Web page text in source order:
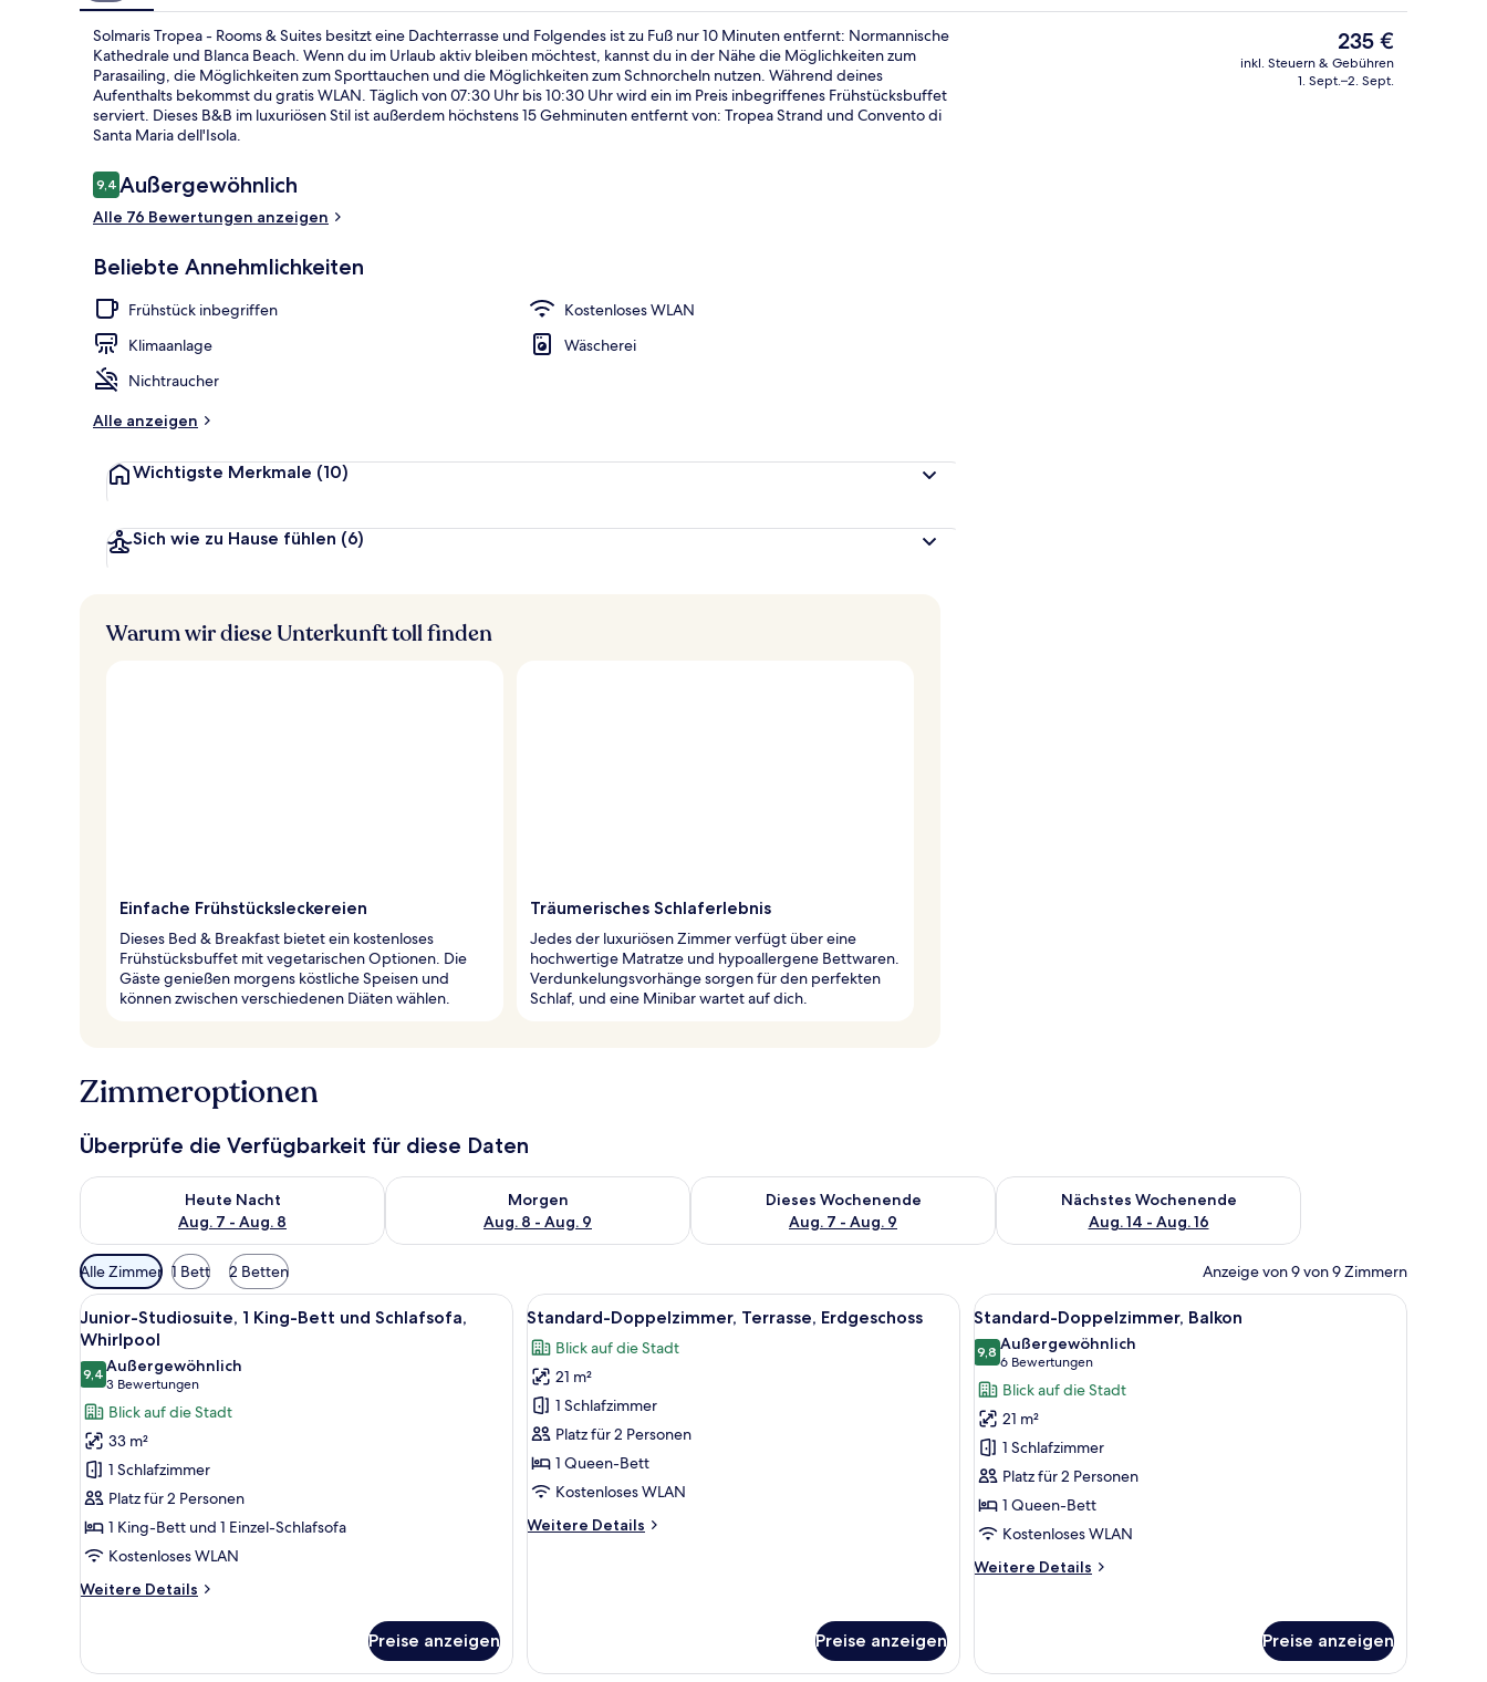
Außenbereich Standard-Doppelzimmer, Terrasse,
Solmaris Tropea - Rooms & Suites besitzt eine Dachterrasse und Folgendes ist zu Fuß nur 10 Minuten entfernt: Normannische
Kathedrale und Blanca Beach. Wenn du im Urlaub aktiv bleiben möchtest, kannst du in der Nähe die Möglichkeiten zum
Parasailing, die Möglichkeiten zum Sporttauchen und die Möglichkeiten zum Schnorcheln nutzen. Während deines
Aufenthalts bekommst du gratis WLAN. Täglich von 07:30 Uhr bis 10:30 Uhr wird ein im Preis inbegriffenes Frühstücksbuffet
serviert. Dieses B&B im luxuriösen Stil ist außerdem höchstens 15 Gehminuten entfernt von: Tropea Strand und Convento di
Santa Maria dell'Isola.
Bewertungen
9,49,4 von 10.
Außergewöhnlich
Alle 76 Bewertungen anzeigen
Beliebte Annehmlichkeiten
Frühstück inbegriffen
Kostenloses WLAN
Klimaanlage
Wäscherei
Nichtraucher
Alle anzeigen
Wichtigste Merkmale (10)
Sich wie zu Hause fühlen (6)
Der
aktuelle
Preis
235 €
inkl. Steuern & Gebühren
1. Sept.–2. Sept.
Warum wir diese Unterkunft toll finden
Einfache Frühstücksleckereien
Dieses Bed & Breakfast bietet ein kostenloses
Frühstücksbuffet mit vegetarischen Optionen. Die
Gäste genießen morgens köstliche Speisen und
können zwischen verschiedenen Diäten wählen.
Träumerisches Schlaferlebnis
Jedes der luxuriösen Zimmer verfügt über eine
hochwertige Matratze und hypoallergene Bettwaren.
Verdunkelungsvorhänge sorgen für den perfekten
Schlaf, und eine Minibar wartet auf dich.
Zimmeroptionen
Überprüfe die Verfügbarkeit für diese Daten
Heute Nacht
Aug. 7 - Aug. 8
Überprüfe die Verfügbarkeit für heute Nacht, Aug. 7 - Aug. 8.
Morgen
Aug. 8 - Aug. 9
Überprüfe die Verfügbarkeit für morgen, Aug. 8 - Aug. 9.
Dieses Wochenende
Aug. 7 - Aug. 9
Überprüfe die Verfügbarkeit für dieses Wochenende, Aug. 7 - Aug. 9.
Nächstes Wochenende
Aug. 14 - Aug. 16
Überprüfe die Verfügbarkeit für nächstes Wochenende, Aug.
Verfügbare
Filter
für
Zimmer
Alle Zimmer 1 Bett 2 Betten Anzeige von 9 von 9 Zimmern
Alle
Fotos
für
Junior-
Studiosuite,
1 King-
Bett
und
Schlafsofa,
Whirlpool
anzeigen
Ein modernes Badezimmer mit Badewanne, Toilette und Duschkabine aus Glas.
13
Junior-Studiosuite, 1 King-Bett und Schlafsofa,
Whirlpool
9,49,4 von 10
Außergewöhnlich
3 Bewertungen
(3
Bewertungen)
Blick auf die Stadt
33 m²
1 Schlafzimmer
Platz für 2 Personen
1 King-Bett und 1 Einzel-Schlafsofa
Kostenloses WLAN
Weitere Details
Weitere
Studiosuite,
Preise anzeigen
Alle
Fotos
für
Standard-
Doppelzimmer,
Terrasse,
Erdgeschoss
anzeigen
Ein Zimmer mit einem Bett, zwei Stühlen, einem Tisch und einem großen Fenster.
13
Standard-Doppelzimmer, Terrasse, Erdgeschoss
Blick auf die Stadt
21 m²
1 Schlafzimmer
Platz für 2 Personen
1 Queen-Bett
Kostenloses WLAN
Weitere Details
Weitere
Preise anzeigen
Alle
Fotos
für
Standard-
Doppelzimmer,
Balkon
anzeigen
Ein Hotelzimmer mit einem großen Bett,
10
Standard-Doppelzimmer, Balkon
9,89,8 von 10
Außergewöhnlich
6 Bewertungen
(6
Bewertungen)
Blick auf die Stadt
21 m²
1 Schlafzimmer
Platz für 2 Personen
1 Queen-Bett
Kostenloses WLAN
Weitere Details
Weitere
Balkon
Preise anzeigen